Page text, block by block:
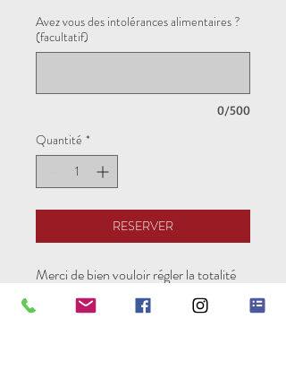
Avez vous des intolérances alimentaires ?
(facultatif)
0/500
Quantité *
RESERVER
Merci de bien vouloir régler la totalité
de chaque module.